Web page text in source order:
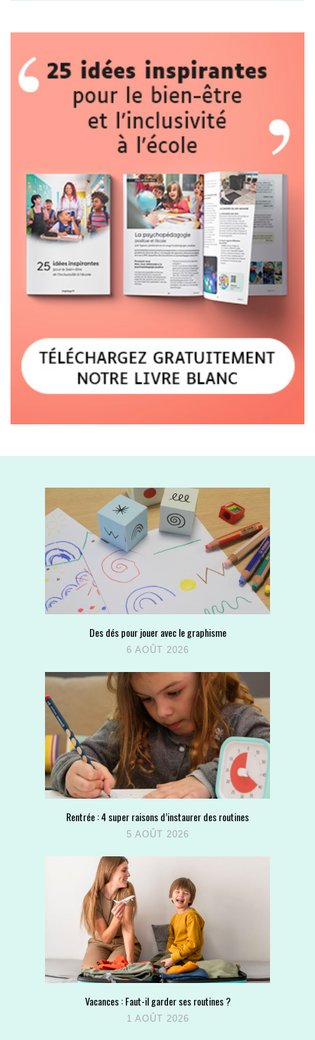
Des dés pour jouer avec le graphisme
6 AOÛT 2026
Rentrée : 4 super raisons d’instaurer des routines
5 AOÛT 2026
Vacances : Faut-il garder ses routines ?
1 AOÛT 2026